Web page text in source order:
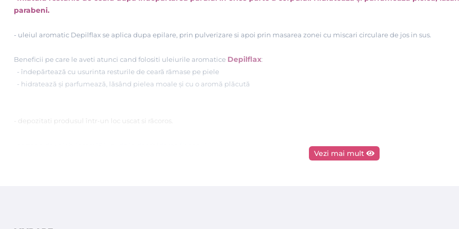
parabeni.
- uleiul aromatic Depilflax se aplica dupa epilare, prin pulverizare si apoi prin masarea zonei cu miscari circulare de jos in sus.
Beneficii pe care le aveti atunci cand folositi uleiurile aromatice Depilflax:
- îndepărtează cu usurinta resturile de ceară rămase pe piele
- hidratează și parfumează, lăsând pielea moale și cu o aromă plăcută
- depozitati produsul într-un loc uscat si răcoros.
Vezi mai mult